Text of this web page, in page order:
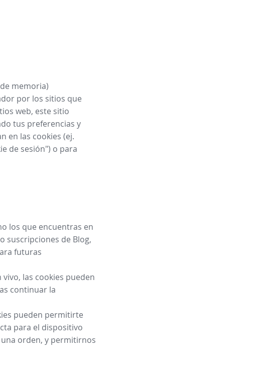
memoria)
por los sitios que
web, este sitio
tus preferencias y
en las cookies (ej.
de sesión") o para
los que encuentras en
suscripciones de Blog,
futuras
las cookies pueden
continuar la
pueden permitirte
para el dispositivo
orden, y permitirnos